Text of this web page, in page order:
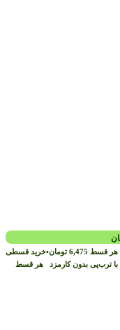
هر قسط 6,475 تومان•خرید قسطی
ترب‌پی بدون کارمزد هر قسط